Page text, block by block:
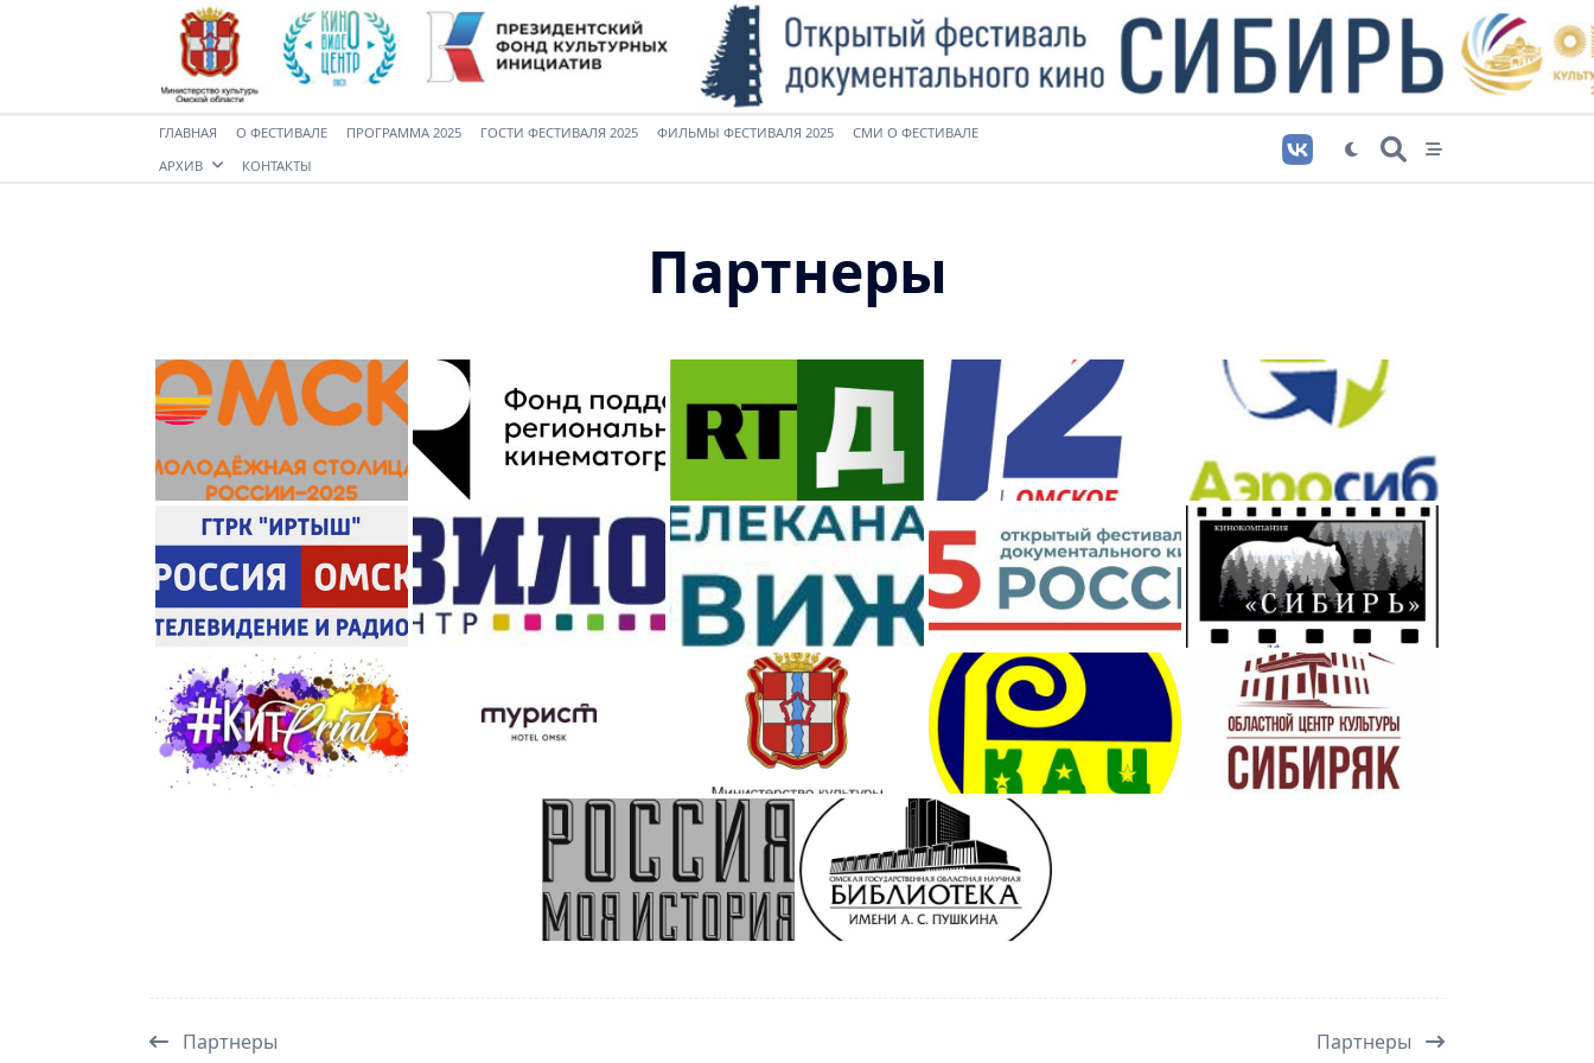
ГЛАВНАЯ О ФЕСТИВАЛЕ ПРОГРАММА 2025 ГОСТИ ФЕСТИВАЛЯ 2025 ФИЛЬМЫ ФЕСТИВАЛЯ 2025
СМИ О ФЕСТИВАЛЕ
АРХИВ
КОНТАКТЫ
Партнеры
Партнеры Партнеры